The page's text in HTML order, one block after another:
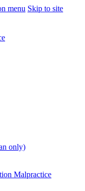
menu Skip to site
only)
Malpractice